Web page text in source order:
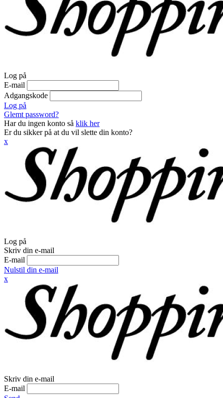
Log på
E-mail
Adgangskode
Log på
Glemt password?
Har du ingen konto så klik her
Er du sikker på at du vil slette din konto?
x
Log på
Skriv din e-mail
E-mail
Nulstil din e-mail
x
Skriv din e-mail
E-mail